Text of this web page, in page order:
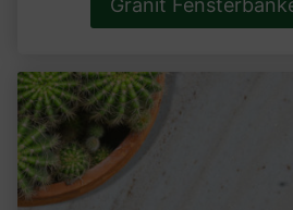
Granit